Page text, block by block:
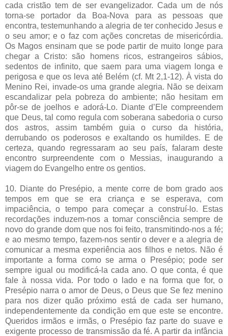
cada cristão tem de ser evangelizador. Cada um de nós
torna-se portador da Boa-Nova para as pessoas que
encontra, testemunhando a alegria de ter conhecido Jesus e
o seu amor; e o faz com ações concretas de misericórdia.
Os Magos ensinam que se pode partir de muito longe para
chegar a Cristo: são homens ricos, estrangeiros sábios,
sedentos de infinito, que saem para uma viagem longa e
perigosa e que os leva até Belém (cf. Mt 2,1-12). À vista do
Menino Rei, invade-os uma grande alegria. Não se deixam
escandalizar pela pobreza do ambiente; não hesitam em
pôr-se de joelhos e adorá-Lo. Diante d’Ele compreendem
que Deus, tal como regula com soberana sabedoria o curso
dos astros, assim também guia o curso da história,
derrubando os poderosos e exaltando os humildes. E de
certeza, quando regressaram ao seu país, falaram deste
encontro surpreendente com o Messias, inaugurando a
viagem do Evangelho entre os gentios.
10. Diante do Presépio, a mente corre de bom grado aos
tempos em que se era criança e se esperava, com
impaciência, o tempo para começar a construí-lo. Estas
recordações induzem-nos a tomar consciência sempre de
novo do grande dom que nos foi feito, transmitindo-nos a fé;
e ao mesmo tempo, fazem-nos sentir o dever e a alegria de
comunicar a mesma experiência aos filhos e netos. Não é
importante a forma como se arma o Presépio; pode ser
sempre igual ou modificá-la cada ano. O que conta, é que
fale à nossa vida. Por todo o lado e na forma que for, o
Presépio narra o amor de Deus, o Deus que Se fez menino
para nos dizer quão próximo está de cada ser humano,
independentemente da condição em que este se encontre.
Queridos irmãos e irmãs, o Presépio faz parte do suave e
exigente processo de transmissão da fé. A partir da infância